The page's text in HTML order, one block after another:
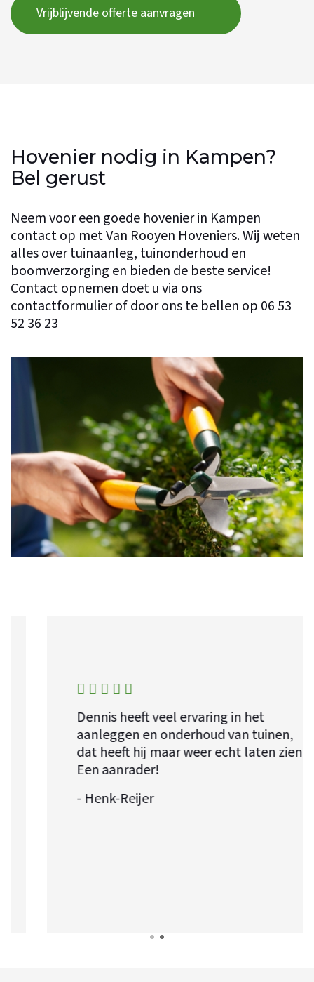
Vrijblijvende offerte aanvragen
Hovenier nodig in Kampen?
Bel gerust
Neem voor een goede hovenier in Kampen
contact op met Van Rooyen Hoveniers. Wij weten
alles over tuinaanleg, tuinonderhoud en
boomverzorging en bieden de beste service!
Contact opnemen doet u via ons
contactformulierof door ons te bellen op 06 53
52 36 23
Dennis heeft veel ervaring in het
aanleggen en onderhoud van tuinen,
dat heeft hij maar weer echt laten zien!
Een aanrader!
- Henk-Reijer